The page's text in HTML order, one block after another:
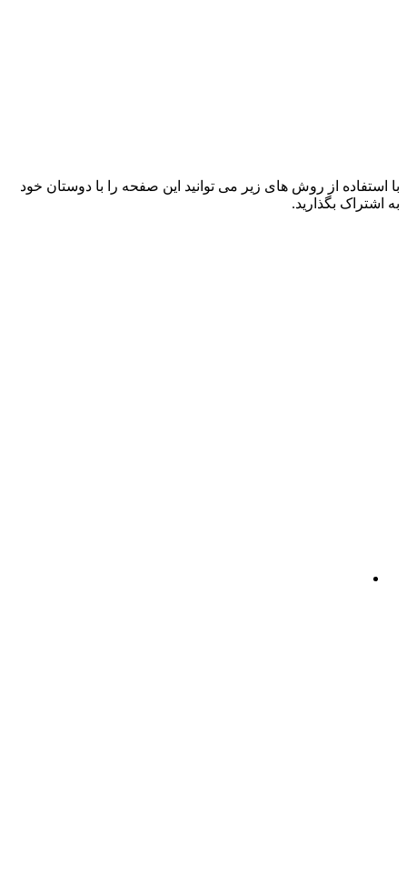
با استفاده از روش های زیر می توانید این صفحه را با دوستان خود
به اشتراک بگذارید.